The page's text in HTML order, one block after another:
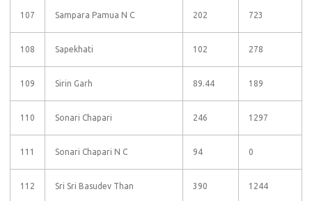
107 Sampara Pamua N C 202 723
108 Sapekhati 102 278
109 Sirin Garh 89.44 189
110 Sonari Chapari 246 1297
111 Sonari Chapari N C 94 0
112 Sri Sri Basudev Than 390 1244